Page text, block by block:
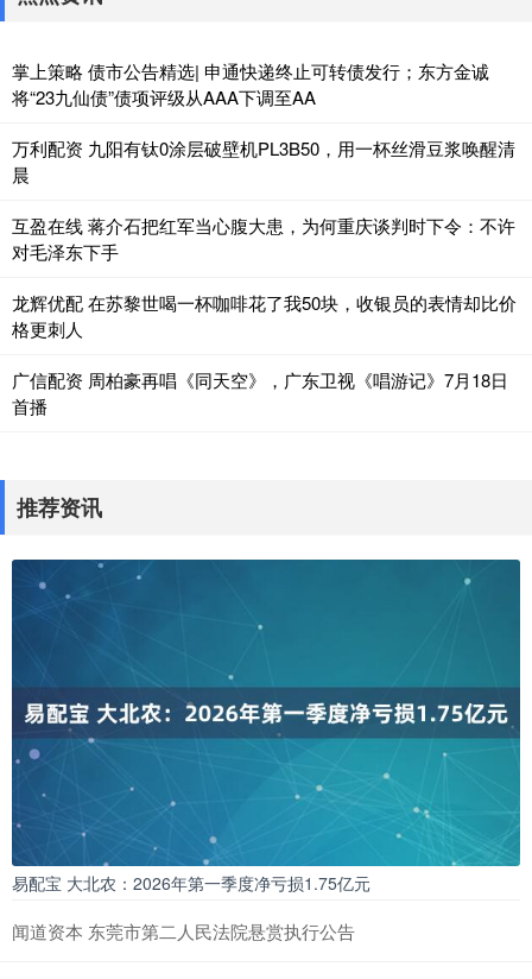
掌上策略 债市公告精选| 申通快递终止可转债发行；东方金诚
将“23九仙债”债项评级从AAA下调至AA
万利配资 九阳有钛0涂层破壁机PL3B50，用一杯丝滑豆浆唤醒清
晨
互盈在线 蒋介石把红军当心腹大患，为何重庆谈判时下令：不许
对毛泽东下手
龙辉优配 在苏黎世喝一杯咖啡花了我50块，收银员的表情却比价
格更刺人
广信配资 周柏豪再唱《同天空》，广东卫视《唱游记》7月18日
首播
推荐资讯
易配宝 大北农：2026年第一季度净亏损1.75亿元
闻道资本 东莞市第二人民法院悬赏执行公告